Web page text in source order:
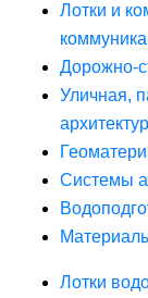
Лотки и
Дорожно-
Уличная,
Системы
Лотки